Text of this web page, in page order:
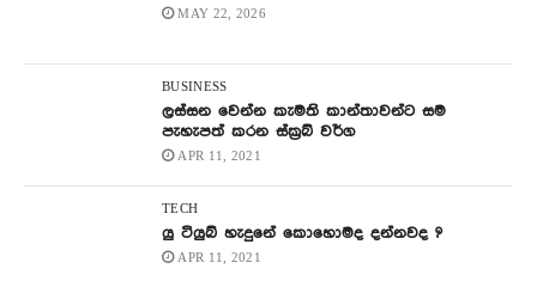
MAY 22, 2026
BUSINESS
ලස්සන වෙන්න කැමති කාන්තාවන්ට සම
පැහැපත් කරන ස්ක්‍රබ් වර්ග
APR 11, 2021
TECH
යු ටියුබ් හැදුනේ කොහොමද දන්නවද ?
APR 11, 2021